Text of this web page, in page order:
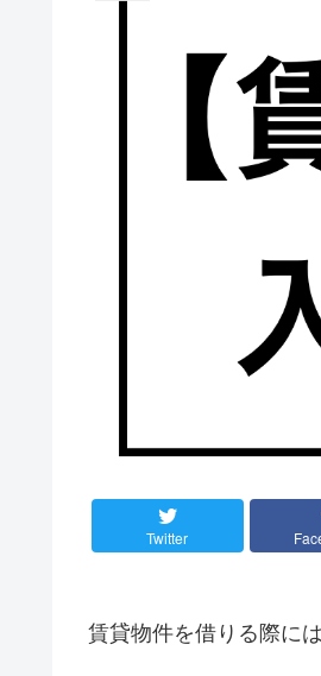
Twitter
賃貸物件を借りる際に